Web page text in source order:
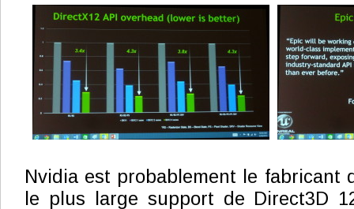
Nvidia est probablement le fabricant
le plus large support de Direct3D